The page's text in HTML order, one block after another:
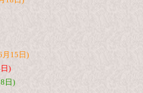
月15日)
)
日)